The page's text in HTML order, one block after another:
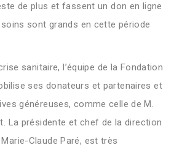
de plus et fassent un don en ligne
sont grands en cette période
sanitaire, l’équipe de la Fondation
ses donateurs et partenaires et
généreuses, comme celle de M.
La présidente et chef de la direction
Claude Paré, est très